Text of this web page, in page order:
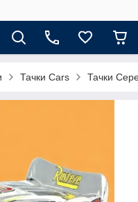
Тачки Cars Тачки